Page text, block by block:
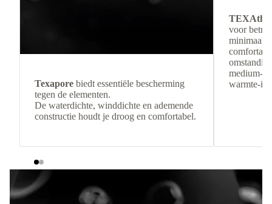
Texapore biedt essentiële bescherming
tegen de elementen.
De waterdichte, winddichte en ademende
constructie houdt je droog en comfortabel.
voor
minimaal
medium-
warmte-